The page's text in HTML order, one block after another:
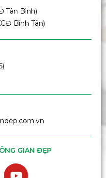
Bình)
Bình Tân)
GIAN ĐẸP